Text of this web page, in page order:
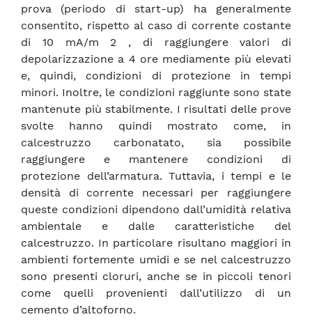
prova (periodo di start-up) ha generalmente
consentito, rispetto al caso di corrente costante
di 10 mA/m 2 , di raggiungere valori di
depolarizzazione a 4 ore mediamente più elevati
e, quindi, condizioni di protezione in tempi
minori. Inoltre, le condizioni raggiunte sono state
mantenute più stabilmente. I risultati delle prove
svolte hanno quindi mostrato come, in
calcestruzzo carbonatato, sia possibile
raggiungere e mantenere condizioni di
protezione dell’armatura. Tuttavia, i tempi e le
densità di corrente necessari per raggiungere
queste condizioni dipendono dall’umidità relativa
ambientale e dalle caratteristiche del
calcestruzzo. In particolare risultano maggiori in
ambienti fortemente umidi e se nel calcestruzzo
sono presenti cloruri, anche se in piccoli tenori
come quelli provenienti dall’utilizzo di un
cemento d’altoforno.